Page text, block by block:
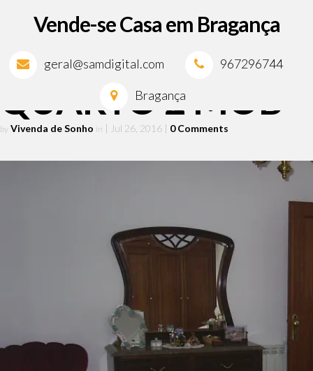
Vende-se Casa em Bragança
geral@samdigital.com 967296744
Bragança
QUARTO 2 MOB
by Vivenda de Sonho in | Jul 26, 2016 | 0 Comments